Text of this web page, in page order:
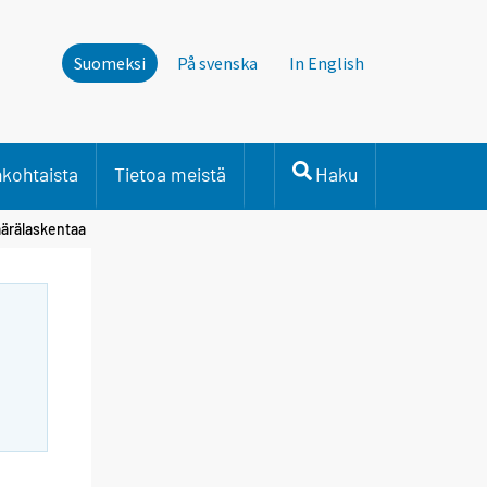
Suomeksi På svenska In English
Tietoa meistä Haku